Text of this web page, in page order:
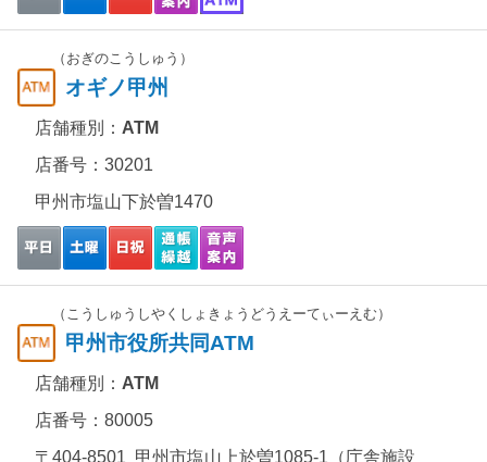
（おぎのこうしゅう）
オギノ甲州
店舗種別： ATM
店番号：30201
甲州市塩山下於曽1470
（こうしゅうしやくしょきょうどうえーてぃーえむ）
甲州市役所共同ATM
店舗種別： ATM
店番号：80005
〒404-8501 甲州市塩山上於曽1085-1（庁舎施設